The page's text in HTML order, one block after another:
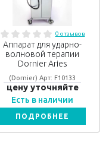
0 отзывов
Аппарат для ударно-
волновой терапии
Dornier Aries
(Dornier) Арт: F10133
цену уточняйте
Есть в наличии
ПОДРОБНЕЕ